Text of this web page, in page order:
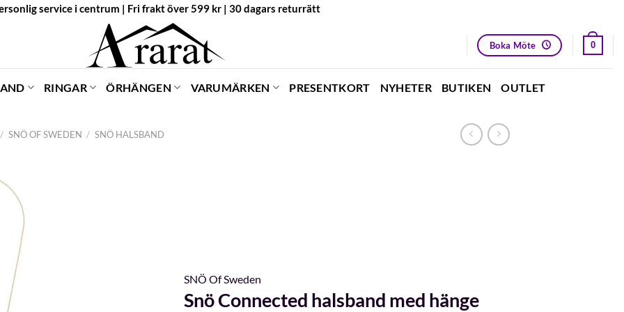
service i centrum | Fri frakt över 599 kr | 30 dagars returrätt
Boka Möte 0
RINGAR ÖRHÄNGEN VARUMÄRKEN PRESENTKORT NYHETER BUTIKEN OUTLET
/ SNÖ OF SWEDEN / SNÖ HALSBAND
SNÖ Of Sweden
Snö Connected halsband med hänge